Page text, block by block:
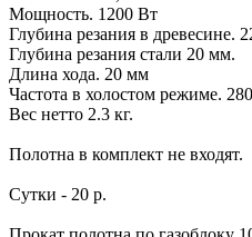
Мощность. 1200 Вт
Глубина резания в древесине.
Глубина резания стали 20 мм.
Длина хода. 20 мм
Частота в холостом режиме.
Вес нетто 2.3 кг.
Полотна в комплект не входят.
Сутки - 20 р.